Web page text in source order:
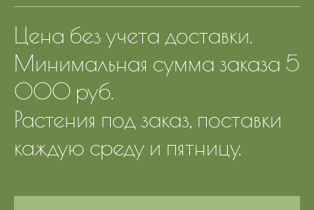
Цена без учета доставки.
Минимальная сумма заказа 5
000 руб.
Растения под заказ, поставки
каждую среду и пятницу.